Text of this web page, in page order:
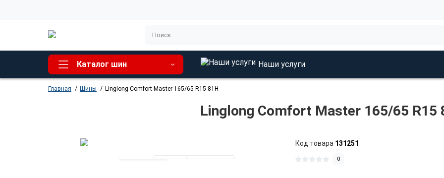
Каталог шин Наши услуги
Главная Шины Linglong Comfort Master 165/65 R15 81H
Linglong Comfort Master 165/65 R15
Код товара 131251
0